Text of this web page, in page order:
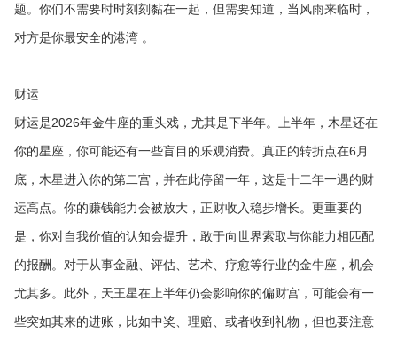
题。你们不需要时时刻刻黏在一起，但需要知道，当风雨来临时，
对方是你最安全的港湾 。
财运
财运是2026年金牛座的重头戏，尤其是下半年。上半年，木星还在
你的星座，你可能还有一些盲目的乐观消费。真正的转折点在6月
底，木星进入你的第二宫，并在此停留一年，这是十二年一遇的财
运高点。你的赚钱能力会被放大，正财收入稳步增长。更重要的
是，你对自我价值的认知会提升，敢于向世界索取与你能力相匹配
的报酬。对于从事金融、评估、艺术、疗愈等行业的金牛座，机会
尤其多。此外，天王星在上半年仍会影响你的偏财宫，可能会有一
些突如其来的进账，比如中奖、理赔、或者收到礼物，但也要注意